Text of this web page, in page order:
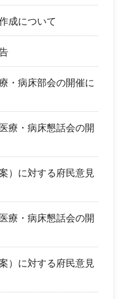
成について
・病床部会の開催に
療・病床懇話会の開
）に対する府民意見
療・病床懇話会の開
）に対する府民意見